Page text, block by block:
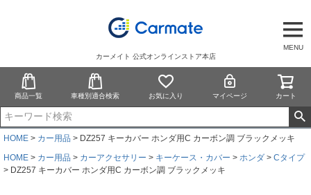
MENU
カーメイト 公式オンラインストア本店
商品一覧 車種別適合検索 お気に入り マイページ カート
HOME カー用品
DZ257 キーカバー ホンダ用C カーボン調 ブラックメッキ
HOME
カー用品 カーアクセサリー キーケース・カバー ホンダ
Cタイプ
DZ257 キーカバー ホンダ用C カーボン調 ブラックメッキ